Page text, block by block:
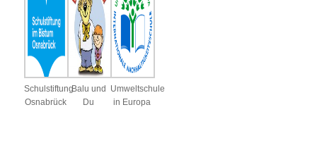
Schulstiftung
Osnabrück
Balu und
Du
Umweltschule
in Europa